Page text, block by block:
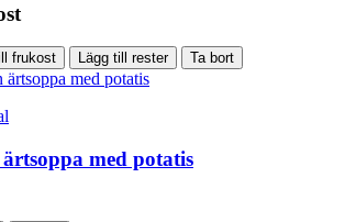
frukost Lägg till rester Ta bort
med potatis